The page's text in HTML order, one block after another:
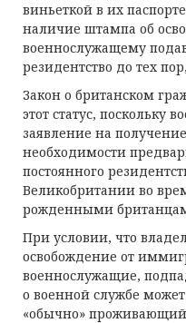
виньеткой в ​​их
наличие штампа об
военнослужащему
резидентство до тех
Закон о британском
этот статус, поскольку
заявление на
необходимости
постоянного
Великобритании во
рожденными
При условии, что
освобождение от
военнослужащие,
о военной службе
«обычно» проживающий